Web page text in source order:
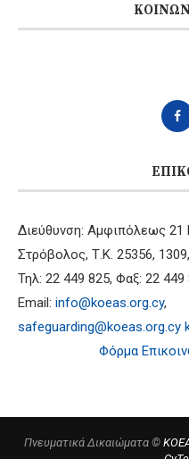
Διεύθυνση: Αμφιπόλεως 21
Στρόβολος, Τ.Κ. 25356,
Τηλ: 22 449 825, Φαξ: 22 449
Email: info@koeas.org.cy,
safeguarding@koeas.org.cy
Φόρμα
Πνευματικά Δικαιώματα ©